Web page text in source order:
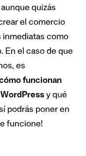
quizás
el comercio
inmediatas como
En el caso de que
es
funcionan
y qué
podrás poner en
funcione!